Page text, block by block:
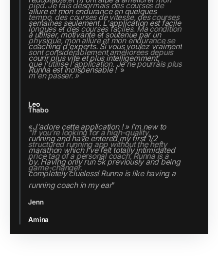
pied. Je fais désormais des courses de
tempo, des courses de vitesse, des courses
longues et des courses faciles. Ma condition
physique, mon allure et mon endurance se
sont considérablement améliorées depuis
que j'utilise l'application. Je ne pourrais plus
m'en passer. »
Thabo
"If you’re looking for a high-quality,
structured running app without the hefty
price tag of a personal coach, Runna is a
game-changer.
Jenn